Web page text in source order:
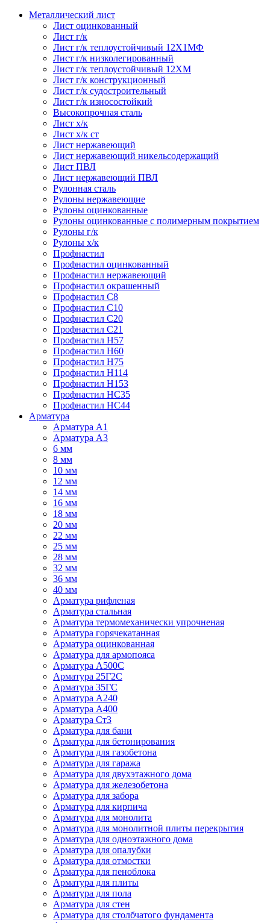
Металлический лист
Лист оцинкованный
Лист г/к
Лист г/к теплоустойчивый 12Х1МФ
Лист г/к низколегированный
Лист г/к теплоустойчивый 12ХМ
Лист г/к конструкционный
Лист г/к судостроительный
Лист г/к износостойкий
Высокопрочная сталь
Лист х/к
Лист х/к ст
Лист нержавеющий
Лист нержавеющий никельсодержащий
Лист ПВЛ
Лист нержавеющий ПВЛ
Рулонная сталь
Рулоны нержавеющие
Рулоны оцинкованные
Рулоны оцинкованные с полимерным покрытием
Рулоны г/к
Рулоны х/к
Профнастил
Профнастил оцинкованный
Профнастил нержавеющий
Профнастил окрашенный
Профнастил С8
Профнастил С10
Профнастил С20
Профнастил С21
Профнастил Н57
Профнастил Н60
Профнастил Н75
Профнастил Н114
Профнастил Н153
Профнастил НС35
Профнастил НС44
Арматура
Арматура А1
Арматура А3
6 мм
8 мм
10 мм
12 мм
14 мм
16 мм
18 мм
20 мм
22 мм
25 мм
28 мм
32 мм
36 мм
40 мм
Арматура рифленая
Арматура стальная
Арматура термомеханически упрочненая
Арматура горячекатанная
Арматура оцинкованная
Арматура для армопояса
Арматура A500С
Арматура 25Г2С
Арматура 35ГС
Арматура А240
Арматура А400
Арматура Ст3
Арматура для бани
Арматура для бетонирования
Арматура для газобетона
Арматура для гаража
Арматура для двухэтажного дома
Арматура для железобетона
Арматура для забора
Арматура для кирпича
Арматура для монолита
Арматура для монолитной плиты перекрытия
Арматура для одноэтажного дома
Арматура для опалубки
Арматура для отмостки
Арматура для пеноблока
Арматура для плиты
Арматура для пола
Арматура для стен
Арматура для столбчатого фундамента